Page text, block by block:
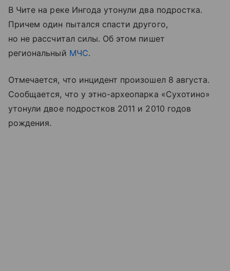
В Чите на реке Ингода утонули два подростка.
Причем один пытался спасти другого,
но не рассчитал силы. Об этом пишет
региональный МЧС.
Отмечается, что инцидент произошел 8 августа.
Сообщается, что у этно-археопарка «Сухотино»
утонули двое подростков 2011 и 2010 годов
рождения.